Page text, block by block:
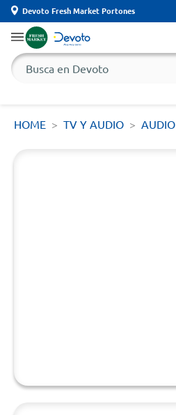
Devoto Fresh Market Portones
HOME TV Y AUDIO AUDIO